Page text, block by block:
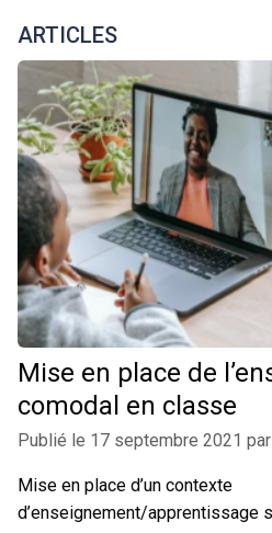
ARTICLES
Mise en place de
comodal en classe
Publié le 17 septembre 2021 par
Mise en place d’un contexte
d’enseignement/apprentissage